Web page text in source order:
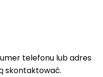
telefonu lub adres
skontaktować.